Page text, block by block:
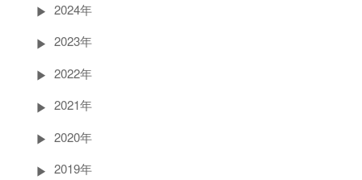
2024年
2023年
2022年
2021年
2020年
2019年